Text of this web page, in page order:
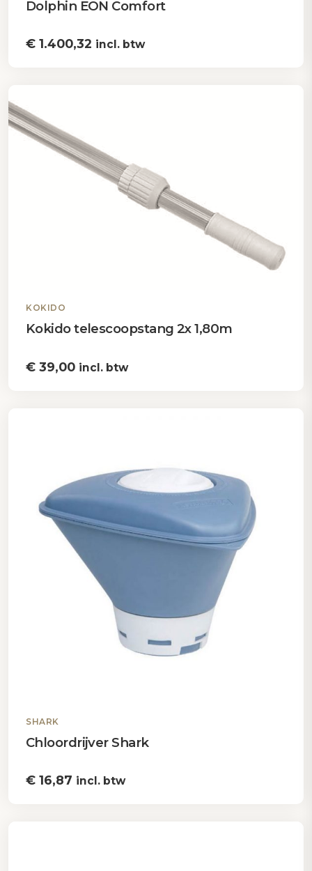
Dolphin EON Comfort
€ 1.400,32 incl. btw
KOKIDO
Kokido telescoopstang 2x 1,80m
€ 39,00 incl. btw
SHARK
Chloordrijver Shark
€ 16,87 incl. btw